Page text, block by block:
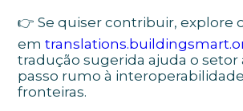
👉 Se quiser contribuir, explore
em
tradução sugerida ajuda o setor
passo rumo à
fronteiras.